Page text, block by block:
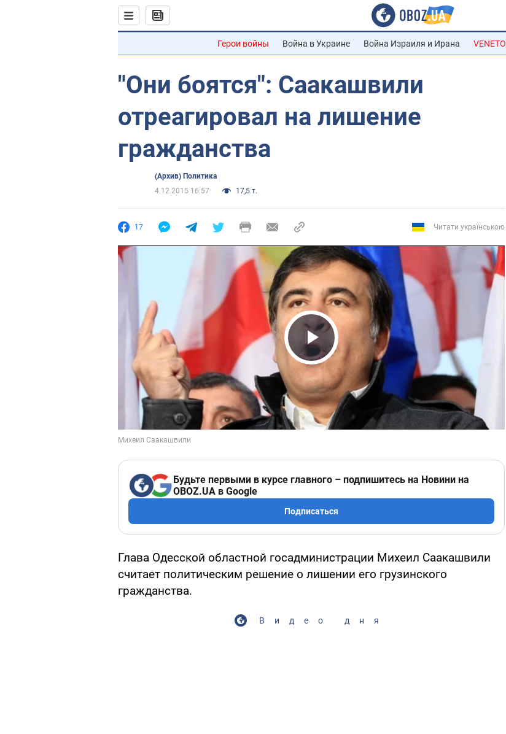
Герои войны Война в Украине Война Израиля и Ирана VENETO
"Они боятся": Саакашвили
отреагировал на лишение
гражданства
(Архив) Политика
4.12.2015 16:57
17,5 т.
17 Читати українською
Play Video
Будьте первыми в курсе главного – подпишитесь на Новини на
OBOZ.UA в Google
Подписаться
Глава Одесской областной госадминистрации Михеил Саакашвили
считает политическим решение о лишении его грузинского
гражданства.
Видео дня